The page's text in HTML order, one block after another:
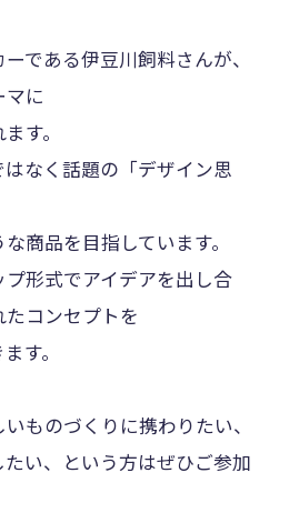
である伊豆川飼料さんが、
マに
す。
なく話題の「デザイン思
商品を目指しています。
形式でアイデアを出し合
コンセプトを
す。
ものづくりに携わりたい、
い、という方はぜひご参加